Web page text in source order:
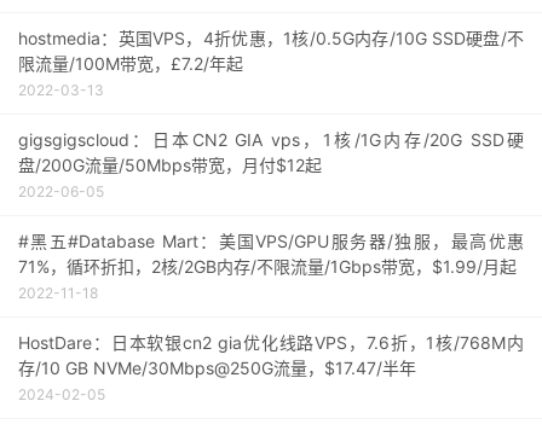
hostmedia：英国VPS，4折优惠，1核/0.5G内存/10G SSD硬盘/不
限流量/100M带宽，£7.2/年起
2022-03-13
gigsgigscloud：日本CN2 GIA vps，1核/1G内存/20G SSD硬
盘/200G流量/50Mbps带宽，月付$12起
2022-06-05
#黑五#Database Mart：美国VPS/GPU服务器/独服，最高优惠
71%，循环折扣，2核/2GB内存/不限流量/1Gbps带宽，$1.99/月起
2022-11-18
HostDare：日本软银cn2 gia优化线路VPS，7.6折，1核/768M内
存/10 GB NVMe/30Mbps@250G流量，$17.47/半年
2024-02-05